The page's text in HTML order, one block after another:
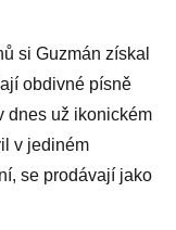
si Guzmán získal
obdivné písně
dnes už ikonickém
v jediném
se prodávají jako